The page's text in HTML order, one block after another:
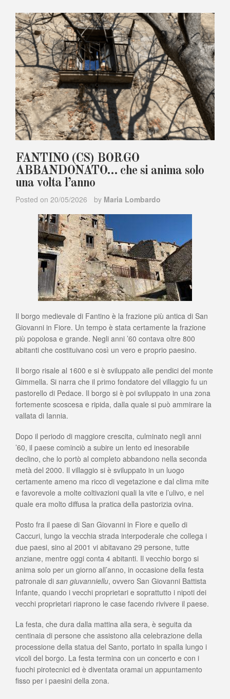
FANTINO (CS) BORGO
ABBANDONATO… che si anima solo
una volta l’anno
Posted on 20/05/2026 by Maria Lombardo
Il borgo medievale di Fantino è la frazione più antica di San
Giovanni in Fiore. Un tempo è stata certamente la frazione
più popolosa e grande. Negli anni ’60 contava oltre 800
abitanti che costituivano così un vero e proprio paesino.
Il borgo risale al 1600 e si è sviluppato alle pendici del monte
Gimmella. Si narra che il primo fondatore del villaggio fu un
pastorello di Pedace. Il borgo si è poi sviluppato in una zona
fortemente scoscesa e ripida, dalla quale si può ammirare la
vallata di Iannia.
Dopo il periodo di maggiore crescita, culminato negli anni
’60, il paese cominciò a subire un lento ed inesorabile
declino, che lo portò al completo abbandono nella seconda
metà del 2000. Il villaggio si è sviluppato in un luogo
certamente ameno ma ricco di vegetazione e dal clima mite
e favorevole a molte coltivazioni quali la vite e l’ulivo, e nel
quale era molto diffusa la pratica della pastorizia ovina.
Posto fra il paese di San Giovanni in Fiore e quello di
Caccuri, lungo la vecchia strada interpoderale che collega i
due paesi, sino al 2001 vi abitavano 29 persone, tutte
anziane, mentre oggi conta 4 abitanti. Il vecchio borgo si
anima solo per un giorno all’anno, in occasione della festa
patronale di san giuvanniellu, ovvero San Giovanni Battista
Infante, quando i vecchi proprietari e soprattutto i nipoti dei
vecchi proprietari riaprono le case facendo rivivere il paese.
La festa, che dura dalla mattina alla sera, è seguita da
centinaia di persone che assistono alla celebrazione della
processione della statua del Santo, portato in spalla lungo i
vicoli del borgo. La festa termina con un concerto e con i
fuochi pirotecnici ed è diventata oramai un appuntamento
fisso per i paesini della zona.